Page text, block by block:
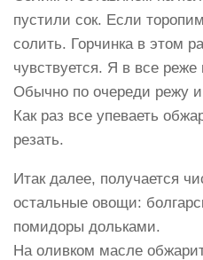
пустили сок. Если
солить. Горчинка в этом
чувствуется. Я в все
Обычно по очереди режу
Как раз все упеваеть
резать.
Итак далее, получается
остальные овощи:
помидоры дольками.
На оливком масле